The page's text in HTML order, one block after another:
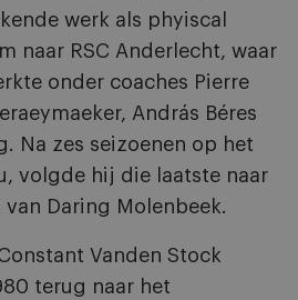
werk als phyiscal
naar RSC Anderlecht, waar
onder coaches Pierre
András Béres
Na zes seizoenen op het
volgde hij die laatste naar
van Daring Molenbeek.
Vanden Stock
terug naar het